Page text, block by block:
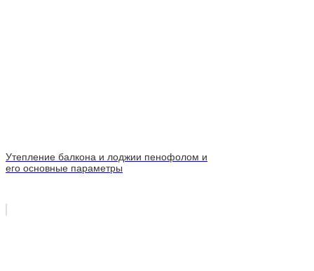
Утепление балкона и лоджии пенофолом и
его основные параметры